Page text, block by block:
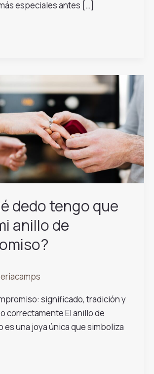
especiales antes […]
dedo tengo que
anillo de
significado, tradición y
correctamente El anillo de
es una joya única que simboliza